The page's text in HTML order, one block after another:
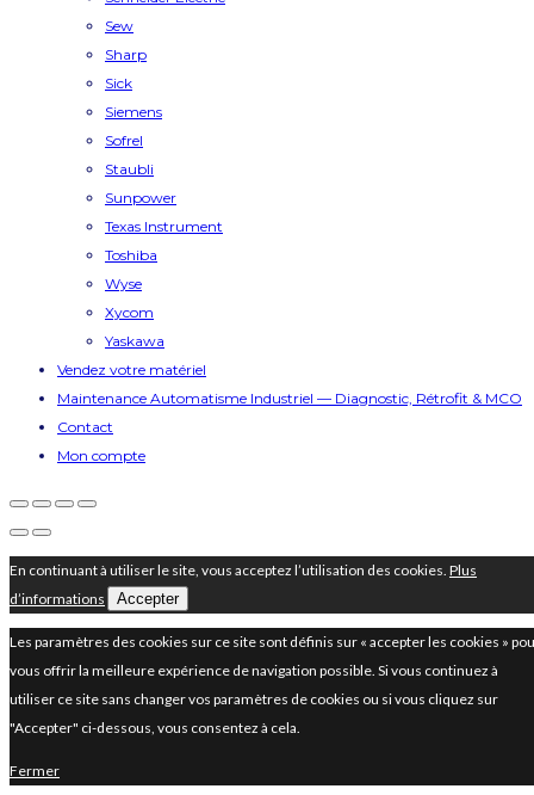
Sew
Sharp
Sick
Siemens
Sofrel
Staubli
Sunpower
Texas Instrument
Toshiba
Wyse
Xycom
Yaskawa
Vendez votre matériel
Maintenance Automatisme Industriel — Diagnostic, Rétrofit & MCO
Contact
Mon compte
En continuant à utiliser le site, vous acceptez l’utilisation des cookies. Plus
d’informations
Accepter
Les paramètres des cookies sur ce site sont définis sur « accepter les cookies »
vous offrir la meilleure expérience de navigation possible. Si vous continuez à
utiliser ce site sans changer vos paramètres de cookies ou si vous cliquez sur
"Accepter" ci-dessous, vous consentez à cela.
Fermer